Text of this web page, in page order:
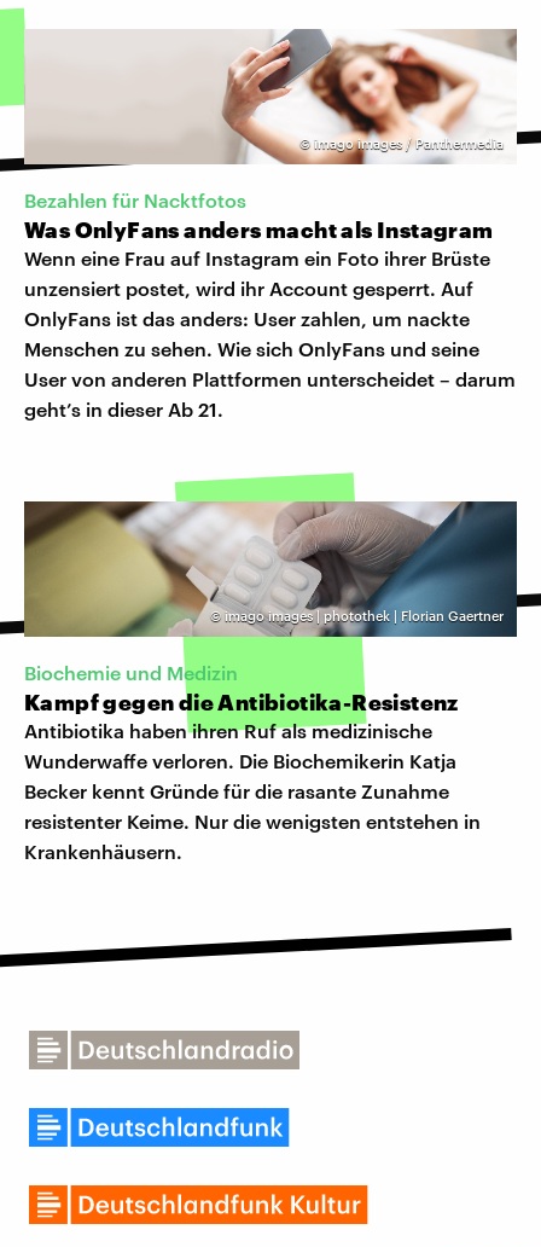
©imago images / Panthermedia
Bezahlen für Nacktfotos
Was OnlyFans anders macht als Instagram
Wenn eine Frau auf Instagram ein Foto ihrer Brüste
unzensiert postet, wird ihr Account gesperrt. Auf
OnlyFans ist das anders: User zahlen, um nackte
Menschen zu sehen. Wie sich OnlyFans und seine
User von anderen Plattformen unterscheidet – darum
geht’s in dieser Ab 21.
© imago images | photothek | Florian Gaertner
Biochemie und Medizin
Kampf gegen die Antibiotika-Resistenz
Antibiotika haben ihren Ruf als medizinische
Wunderwaffe verloren. Die Biochemikerin Katja
Becker kennt Gründe für die rasante Zunahme
resistenter Keime. Nur die wenigsten entstehen in
Krankenhäusern.